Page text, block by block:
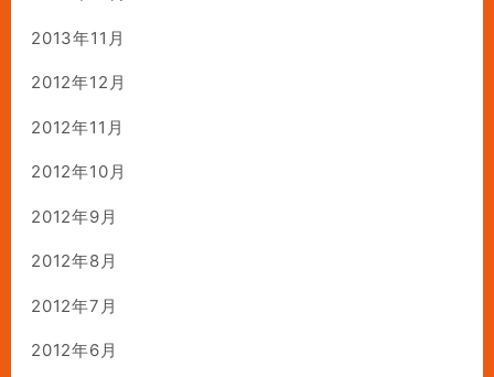
2013年11月
2012年12月
2012年11月
2012年10月
2012年9月
2012年8月
2012年7月
2012年6月